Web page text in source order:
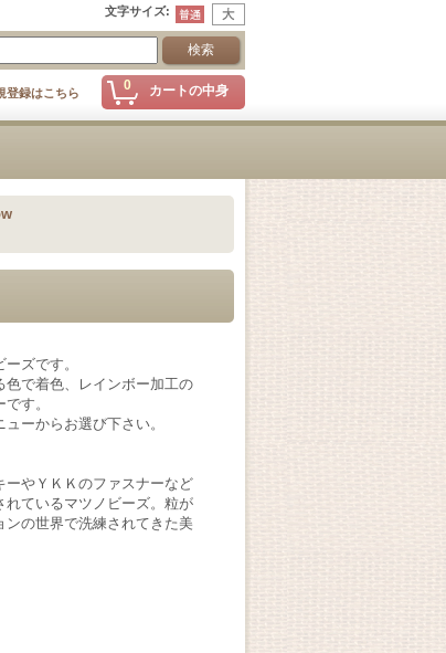
文字サイズ:
0 カートの中身
登録はこちら
ズです。
で着色、レインボー加工の
す。
ーからお選び下さい。
やＹＫＫのファスナーなど
れているマツノビーズ。粒が
の世界で洗練されてきた美